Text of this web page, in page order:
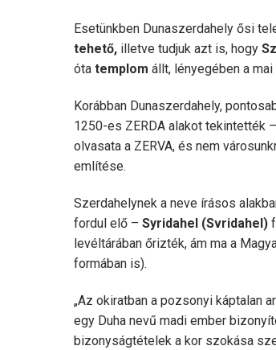
Esetünkben Dunaszerdahely ősi
tehető,illetve tudjuk azt is, hogy
óta templom állt, lényegében a mai
Korábban Dunaszerdahely,
1250-es ZERDA alakot tekintették
olvasata a ZERVA, és nem
említése.
Szerdahelynek a neve írásos
fordul elő – Syridahel (Svridahel)
levéltárában őrizték, ám ma a
formában is).
„Az okiratban a pozsonyi káptalan
egy Duha nevű madi ember
bizonyságtételek a kor szokása